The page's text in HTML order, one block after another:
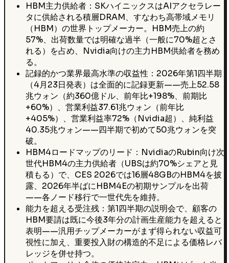
HBM主力供給者：SKハイニックスはAIアクセラレー
タに供給される積層DRAM、すなわち高帯域メモリ
（HBM）の世界トップメーカー。HBM売上の約
57%、出荷数量では明確な過半（一般に70%超とさ
れる）を占め、Nvidia向けの主力HBM供給者を務め
る。
記録的かつ業界最高水準の収益性：2026年第1四半期
（4月23日発表）は全面的に記録更新——売上52.58
兆ウォン（約360億ドル、前年比+198%、前期比
+60%）、営業利益37.61兆ウォン（前年比
+405%）、営業利益率72%（Nvidia超）、純利益
40.35兆ウォン——四半期で初めて50兆ウォンを突
破。
HBM4ロードマップのリード：NvidiaのRubin向け次
世代HBM4の主力供給者（UBSは約70%シェアと見
積もる）で、CES 2026では16層48GBのHBM4を披
露、2026年半ばにHBM4Eの初期サンプルを出荷
——各ノード移行で一世代先を維持。
能力を超える受注残：第1四半期の説明会で、顧客の
HBM要請は既に今後3年分の計画生産能力を超えると
表明——汎用チップメーカーがまず得られない収益可
視性に加え、重要投入財の構造的不足による価格レバ
レッジを併せ持つ。